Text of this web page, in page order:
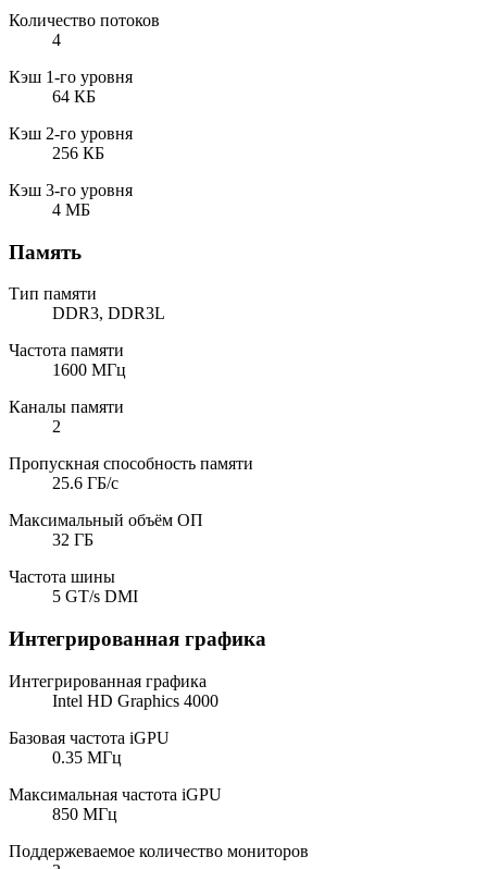
Количество потоков
4
Кэш 1-го уровня
64 КБ
Кэш 2-го уровня
256 КБ
Кэш 3-го уровня
4 МБ
Память
Тип памяти
DDR3, DDR3L
Частота памяти
1600 МГц
Каналы памяти
2
Пропускная способность памяти
25.6 ГБ/с
Максимальный объём ОП
32 ГБ
Частота шины
5 GT/s DMI
Интегрированная графика
Интегрированная графика
Intel HD Graphics 4000
Базовая частота iGPU
0.35 МГц
Максимальная частота iGPU
850 МГц
Поддержеваемое количество мониторов